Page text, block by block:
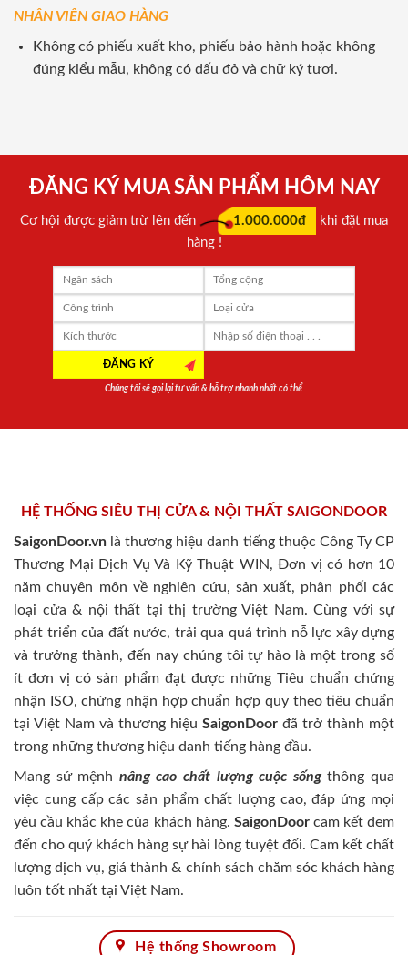
NHÂN VIÊN GIAO HÀNG
Không có phiếu xuất kho, phiếu bảo hành hoặc không
đúng kiểu mẫu, không có dấu đỏ và chữ ký tươi.
ĐĂNG KÝ MUA SẢN PHẨM HÔM NAY
Cơ hội được giảm trừ lên đến 1.000.000đ
khi đặt mua
hàng !
Chúng tôi sẽ gọi lại tư vấn & hỗ trợ nhanh nhất có thể
HỆ THỐNG SIÊU THỊ CỬA & NỘI THẤT SAIGONDOOR
SaigonDoor.vn là thương hiệu danh tiếng thuộc Công Ty CP
Thương Mại Dịch Vụ Và Kỹ Thuật WIN, Đơn vị có hơn 10
năm chuyên môn về nghiên cứu, sản xuất, phân phối các
loại cửa & nội thất tại thị trường Việt Nam. Cùng với sự
phát triển của đất nước, trải qua quá trình nỗ lực xây dựng
và trưởng thành, đến nay chúng tôi tự hào là một trong số
ít đơn vị có sản phẩm đạt được những Tiêu chuẩn chứng
nhận ISO, chứng nhận hợp chuẩn hợp quy theo tiêu chuẩn
tại Việt Nam và thương hiệu SaigonDoor đã trở thành một
trong những thương hiệu danh tiếng hàng đầu.
Mang sứ mệnh nâng cao chất lượng cuộc sốngthông qua
việc cung cấp các sản phẩm chất lượng cao, đáp ứng mọi
yêu cầu khắc khe của khách hàng. SaigonDoorcam kết đem
đến cho quý khách hàng sự hài lòng tuyệt đối. Cam kết chất
lượng dịch vụ, giá thành & chính sách chăm sóc khách hàng
luôn tốt nhất tại Việt Nam.
Hệ thống Showroom